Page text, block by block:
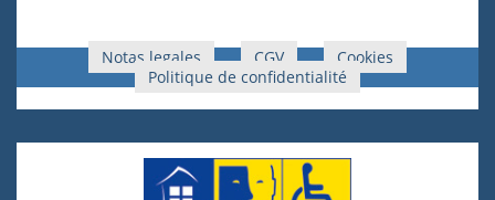
Notas legales CGV
Cookies
Politique de confidentialité